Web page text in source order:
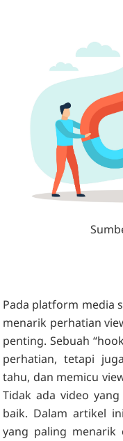
Pada platform media
menarik perhatian
penting. Sebuah
perhatian, tetapi
tahu, dan memicu
Tidak ada video
baik. Dalam artikel
yang paling menarik